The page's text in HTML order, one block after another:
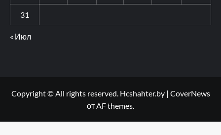
31
« Июл
Copyright © All rights reserved. Hcshahter.by | CoverNews
от AF themes.